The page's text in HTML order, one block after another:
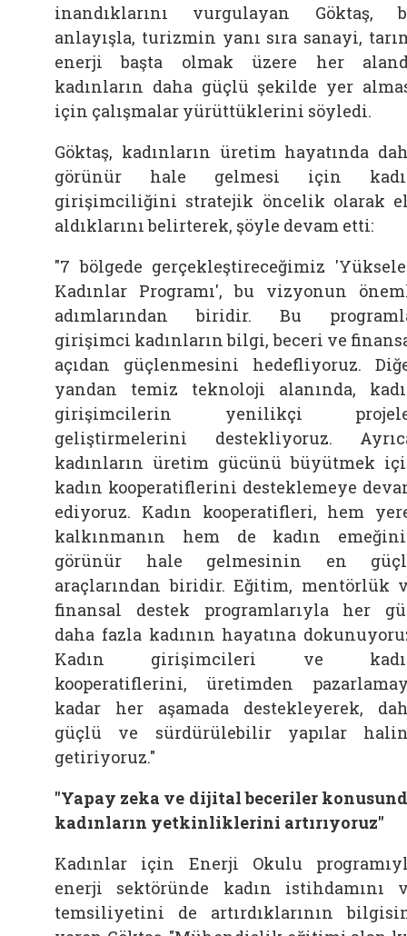
inandıklarını vurgulayan Göktaş,
anlayışla, turizmin yanı sıra sanayi,
enerji başta olmak üzere her
kadınların daha güçlü şekilde yer
için çalışmalar yürüttüklerini söyledi.
Göktaş, kadınların üretim hayatında
görünür hale gelmesi için
girişimciliğini stratejik öncelik olarak
aldıklarını belirterek, şöyle devam etti:
"7 bölgede gerçekleştireceğimiz
Kadınlar Programı', bu vizyonun
adımlarından biridir. Bu
girişimci kadınların bilgi, beceri ve
açıdan güçlenmesini hedefliyoruz.
yandan temiz teknoloji alanında,
girişimcilerin yenilikçi
geliştirmelerini destekliyoruz.
kadınların üretim gücünü büyütmek
kadın kooperatiflerini desteklemeye
ediyoruz. Kadın kooperatifleri, hem
kalkınmanın hem de kadın
görünür hale gelmesinin en
araçlarından biridir. Eğitim, mentörlük
finansal destek programlarıyla her
daha fazla kadının hayatına
Kadın girişimcileri ve
kooperatiflerini, üretimden
kadar her aşamada destekleyerek,
güçlü ve sürdürülebilir yapılar
getiriyoruz."
"Yapay zeka ve dijital beceriler
kadınların yetkinliklerini artırıyoruz"
Kadınlar için Enerji Okulu
enerji sektöründe kadın istihdamını
temsiliyetini de artırdıklarının